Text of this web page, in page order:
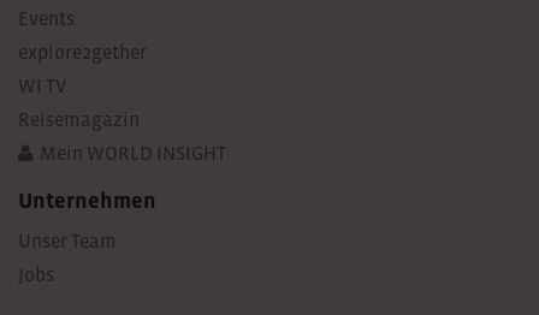
Events
explore2gether
WI TV
Reisemagazin
Mein WORLD INSIGHT
Unternehmen
Unser Team
Jobs